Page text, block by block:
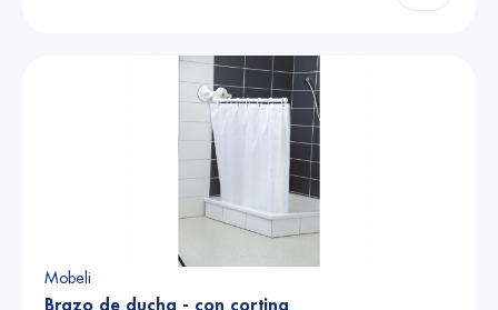
Mobeli
Brazo de ducha - con cortina